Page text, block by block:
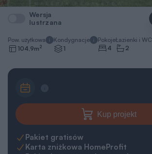
Wersja
lustrzana
Pow. użytkowa
104,9m2
Kondygnacje
1
Pokoje
4
Łazienki i WC
2
Kup projekt
Pakiet gratisów
Karta zniżkowa HomeProfit